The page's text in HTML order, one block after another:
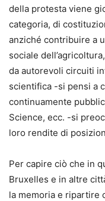
della protesta viene
categoria, di
anziché contribuire a
sociale
da autorevoli circuiti
scientifica -si pensi a
continuamente
Science, ecc. -si
loro rendite di
Per capire ciò che in
Bruxelles e in altre
la memoria e ripartire